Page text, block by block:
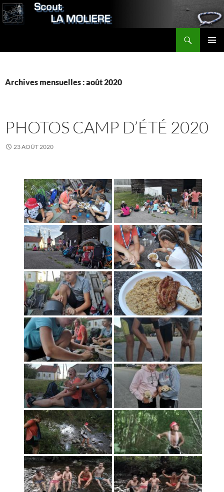
Aller
au
Archives mensuelles : août 2020
PHOTOS CAMP D’ÉTÉ 2020
23 AOÛT 2020